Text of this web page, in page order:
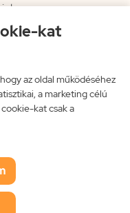
kat
az oldal működéséhez
a marketing célú
kat csak a
Bt.